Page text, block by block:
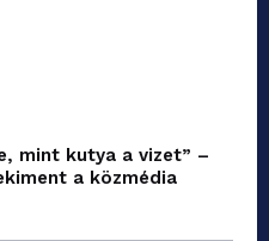
mint kutya a vizet” –
a közmédia